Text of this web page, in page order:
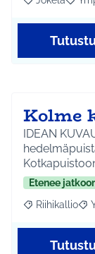
Rajaa tulokset
Kolme
IDEAN
Etenee
Rajaa tulokset
Riihikallio